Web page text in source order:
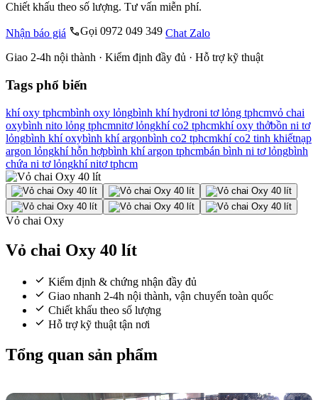
Chiết khấu theo số lượng. Tư vấn miễn phí.
Nhận báo giá Gọi 0972 049 349 Chat Zalo
Giao 2-4h nội thành · Kiểm định đầy đủ · Hỗ trợ kỹ thuật
Tags phổ biến
khí oxy tphcmbình oxy lỏngbình khí hydroni tơ lỏng tphcmvỏ chai
oxybình nito lỏng tphcmnitơ lỏngkhí co2 tphcmkhí oxy thởbồn ni tơ
lỏngbình khí oxybình khí argonbình co2 tphcmkhí co2 tinh khiếtnạp
argon lỏngkhí hỗn hợpbình khí argon tphcmbán bình ni tơ lỏngbình
chứa ni tơ lỏngkhí nitơ tphcm
Vỏ chai Oxy
Vỏ chai Oxy 40 lít
Kiểm định & chứng nhận đầy đủ
Giao nhanh 2-4h nội thành, vận chuyển toàn quốc
Chiết khấu theo số lượng
Hỗ trợ kỹ thuật tận nơi
Tổng quan sản phẩm